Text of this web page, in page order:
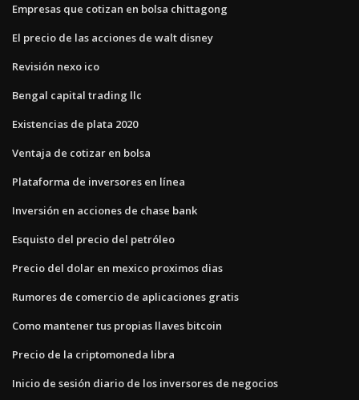
Empresas que cotizan en bolsa chittagong
El precio de las acciones de walt disney
Revisión nexo ico
Bengal capital trading llc
Existencias de plata 2020
Ventaja de cotizar en bolsa
Plataforma de inversores en línea
Inversión en acciones de chase bank
Esquisto del precio del petróleo
Precio del dolar en mexico proximos dias
Rumores de comercio de aplicaciones gratis
Como mantener tus propias llaves bitcoin
Precio de la criptomoneda libra
Inicio de sesión diario de los inversores de negocios